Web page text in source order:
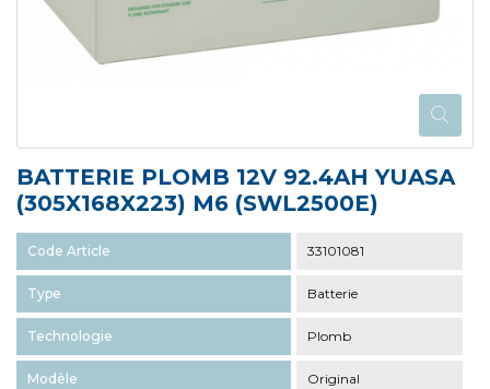
BATTERIE PLOMB 12V 92.4AH YUASA
(305X168X223) M6 (SWL2500E)
Code Article 33101081
Type Batterie
Technologie Plomb
Modèle Original